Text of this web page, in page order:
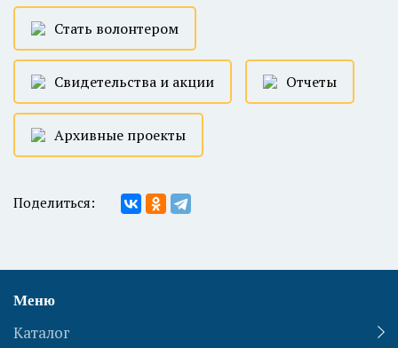
Стать волонтером
Свидетельства и акции Отчеты
Архивные проекты
Поделиться:
Меню
Каталог